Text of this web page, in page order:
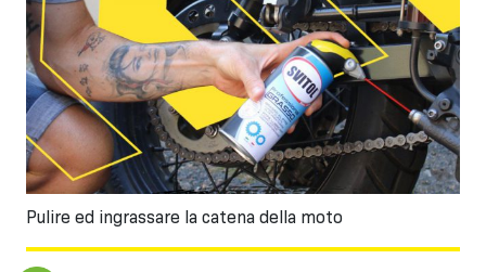
Pulire ed ingrassare la catena della moto